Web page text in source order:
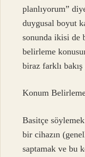
planlıyorum”
duygusal boyut
sonunda ikisi de
belirleme
biraz farklı bakış
Konum
Basitçe
bir cihazın
saptamak ve bu